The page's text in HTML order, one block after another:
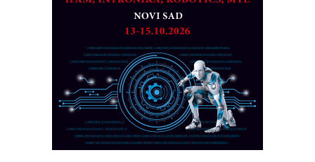
MOTOMAN – NEXT-Robotika vođena
veštačkom inteligencijom
I.SAFE MOBILE revolucioniše
industrijsku automatizaciju
pionirskimmobile operator PANEL-OM
Fleksibilno stezanje i brzo
podešavanje u proizvodnji prototipova
KIP KOP – napredna rešenja za
savremene industrijske i logističke
objekte